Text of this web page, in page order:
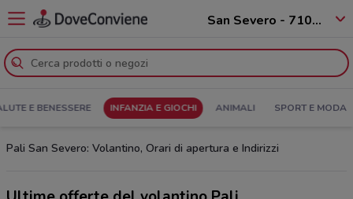
San Severo - 71016
E BENESSERE INFANZIA E GIOCHI ANIMALI SPORT E MODA
Pali San Severo: Volantino, Orari di apertura e Indirizzi